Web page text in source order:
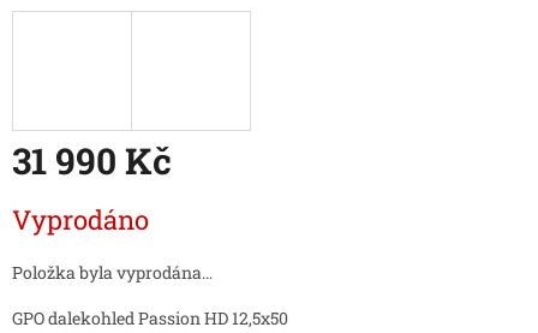
31 990 Kč
cena:
Vyprodáno
Položka byla vyprodána…
GPO dalekohled Passion HD 12,5x50